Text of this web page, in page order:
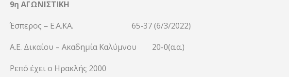
9η ΑΓΩΝΙΣΤΙΚΗ
Έσπερος – Ε.Α.ΚΑ. 65-37 (6/3/2022)
Α.Ε. Δικαίου – Ακαδημία Καλύμνου 20-0(α.α.)
Ρεπό έχει ο Ηρακλής 2000